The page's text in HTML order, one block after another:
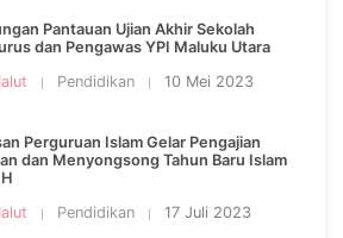
Pantauan Ujian Akhir Sekolah
dan Pengawas YPI Maluku Utara
Pendidikan 10 Mei 2023
Perguruan Islam Gelar Pengajian
dan Menyongsong Tahun Baru Islam
Pendidikan 17 Juli 2023